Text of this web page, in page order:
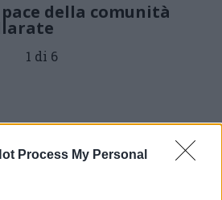
Process My Personal
della comunità
1 di 6